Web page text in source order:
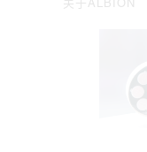
关于ALBION